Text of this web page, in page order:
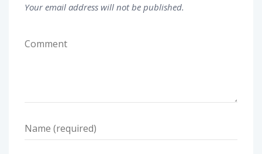
Your email address will not be published.